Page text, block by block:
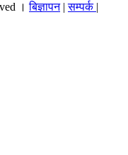
।बिज्ञापन|सम्पर्क |